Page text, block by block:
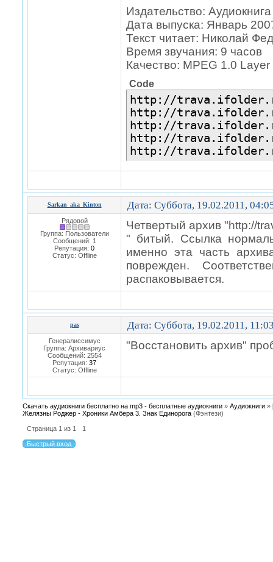
Издательство: Аудиокнига
Дата выпуска: Январь
Текст читает: Николай
Время звучания: 9 часов
Качество: MPEG 1.0
Code
http://
http://
http://
http://
http://
Sarkan_aka_Kinton Дата: Суббота, 19.02.2011,
Рядовой
Группа: Пользователи
Сообщений: 1
Репутация: 0
Статус: Offline
Четвертый архив "http://
" битый. Ссылка
именно эта часть
поврежден.
распаковывается.
pas Дата: Суббота, 19.02.2011,
Генералиссимус
Группа: Архивариус
Сообщений: 2554
Репутация: 37
Статус: Offline
"Восстановить архив"
Скачать аудиокниги бесплатно на mp3 - бесплатные аудиокниги » Аудиокниги »
Желязны Роджер - Хроники Амбера 3. Знак Единорога (Фэнтези)
Страница 1 из 1 1